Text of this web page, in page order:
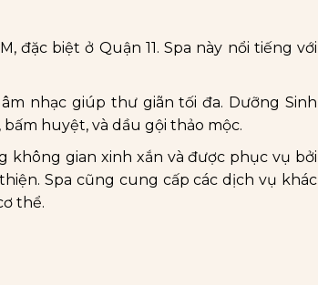
đặc biệt ở Quận 11. Spa này nổi tiếng với
nhạc giúp thư giãn tối đa. Dưỡng Sinh
huyệt, và dầu gội thảo mộc.
gian xinh xắn và được phục vụ bởi
Spa cũng cung cấp các dịch vụ khác
thể.